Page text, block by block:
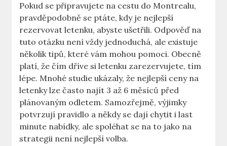
Pokud se připravujete na cestu do Montrealu,
pravděpodobně se ptáte, kdy je nejlepší
rezervovat letenku, abyste ušetřili. Odpověď na
tuto otázku není vždy jednoduchá, ale existuje
několik tipů, které vám mohou pomoci. Obecně
platí, že čím dříve si letenku zarezervujete, tím
lépe. Mnohé studie ukázaly, že nejlepší ceny na
letenky lze často najít 3 až 6 měsíců před
plánovaným odletem. Samozřejmě, výjimky
potvrzují pravidlo a někdy se dají chytit i last
minute nabídky, ale spoléhat se na to jako na
strategii není nejlepší volba.